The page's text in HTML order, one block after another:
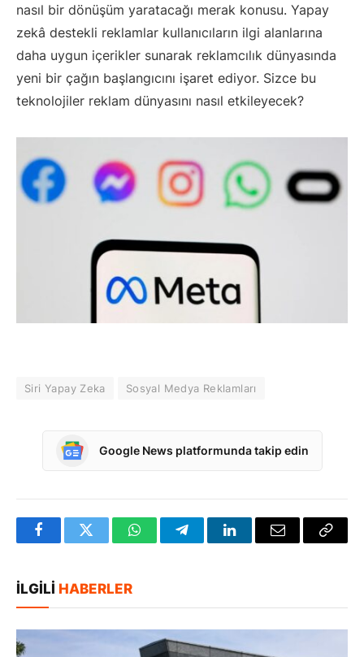
nasıl bir dönüşüm yaratacağı merak konusu. Yapay
zekâ destekli reklamlar kullanıcıların ilgi alanlarına
daha uygun içerikler sunarak reklamcılık dünyasında
yeni bir çağın başlangıcını işaret ediyor. Sizce bu
teknolojiler reklam dünyasını nasıl etkileyecek?
Siri Yapay Zeka Sosyal Medya Reklamları
Google News platformunda takip edin
FacebookTwitter WhatsAppTelegramLinkedInE-
İLGILI HABERLER